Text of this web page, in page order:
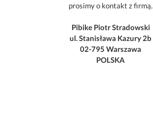
prosimy o kontakt z firmą.
Pibike Piotr Stradowski
ul. Stanisława Kazury 2b
02-795 Warszawa
POLSKA